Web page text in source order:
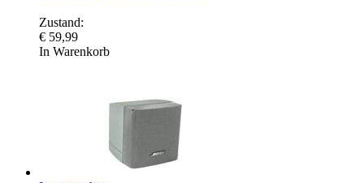
Zustand:
€ 59,99
In Warenkorb